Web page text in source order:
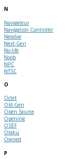
N
Navigateur
Navigation Controller
Newbie
Next-Gen
No-life
Noob
NPC
NTSC
O
Octet
Old-Gen
Open Source
Opening
OSEF
Otaku
Owned
P